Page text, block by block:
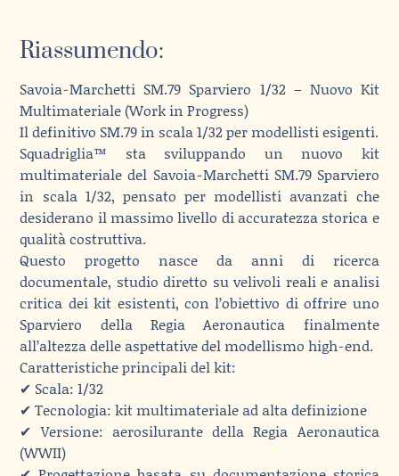
Riassumendo:
Savoia‑Marchetti SM.79 Sparviero 1/32 – Nuovo Kit
Multimateriale (Work in Progress)
Il definitivo SM.79 in scala 1/32 per modellisti esigenti.
Squadriglia™ sta sviluppando un nuovo kit
multimateriale del Savoia‑Marchetti SM.79 Sparviero
in scala 1/32, pensato per modellisti avanzati che
desiderano il massimo livello di accuratezza storica e
qualità costruttiva.
Questo progetto nasce da anni di ricerca
documentale, studio diretto su velivoli reali e analisi
critica dei kit esistenti, con l’obiettivo di offrire uno
Sparviero della Regia Aeronautica finalmente
all’altezza delle aspettative del modellismo high‑end.
Caratteristiche principali del kit:
✔ Scala: 1/32
✔ Tecnologia: kit multimateriale ad alta definizione
✔ Versione: aerosilurante della Regia Aeronautica
(WWII)